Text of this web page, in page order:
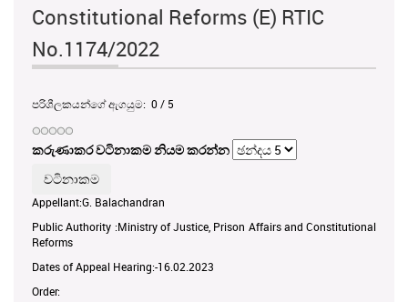
Constitutional Reforms (E) RTIC
No.1174/2022
පරිශීලකයන්ගේ ඇගයුම: 0/ 5
කරුණාකර වටිනාකම නියම කරන්න
Appellant:G. Balachandran
Public Authority :Ministry of Justice, Prison Affairs and Constitutional
Reforms
Dates of Appeal Hearing:-16.02.2023
Order: